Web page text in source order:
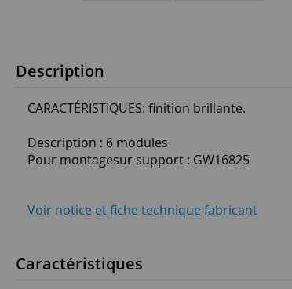
Description
CARACTÉRISTIQUES: finition brillante.
Description : 6 modules
Pour montagesur support : GW16825
Voir notice et fiche technique fabricant
Caractéristiques